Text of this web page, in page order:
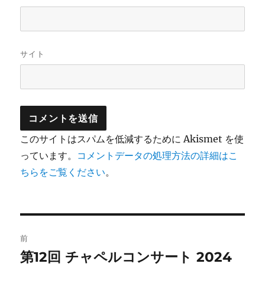
サイト
このサイトはスパムを低減するために Akismet を使
っています。 コメントデータの処理方法の詳細はこ
ちらをご覧ください。
稿
前
前
第12回 チャペルコンサート 2024